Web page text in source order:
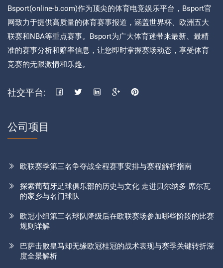
Bsport(online-b.com)作为顶尖的体育电竞娱乐平台，Bsport官
网致力于提供高质量的体育赛事报道，涵盖世界杯、欧洲五大
联赛和NBA等重点赛事。Bsport为广大体育迷带来最新、最精
准的赛事分析和赔率信息，让您即时掌握赛场动态，享受体育
竞赛的无限激情和乐趣。
社交平台:
公司项目
欧联赛季第三名争夺战全程赛事安排与赛程解析指南
探索葡萄牙足球俱乐部的历史与文化 走进贝尔纳多·席尔瓦
的家乡与名门球队
欧冠小组第三名球队降级后在欧联赛场参加哪些阶段的比赛
规则详解
巴萨击败皇马却无缘欧冠桂冠的战术表现与赛季关键转折深
度全景解析